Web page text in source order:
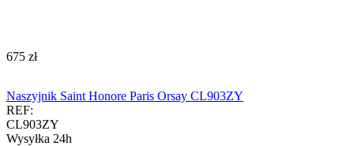
‍675‍ zł
Naszyjnik Saint Honore Paris Orsay CL903ZY
REF:
CL903ZY
Wysyłka 24h